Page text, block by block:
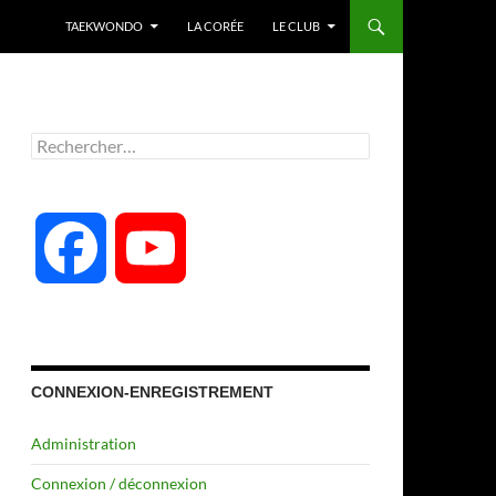
TAEKWONDO LA CORÉE LE CLUB
Rechercher :
c
e
u
T
CONNEXION-ENREGISTREMENT
Administration
Connexion / déconnexion